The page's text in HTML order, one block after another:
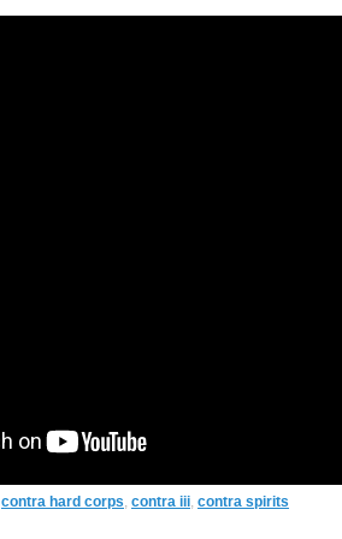
contra hard corps, contra iii, contra spirits